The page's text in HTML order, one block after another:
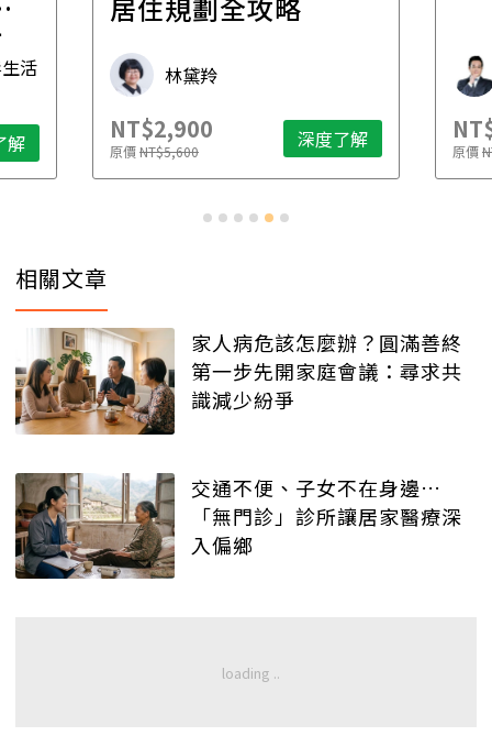
活
解
居住規劃全攻略
林黛羚
NT$2,900
原價NT$5,600 深度了解 原價
相關文章
家人病危該怎麼辦？圓滿善終
第一步先開家庭會議：尋求共
識減少紛爭
交通不便、子女不在身邊…
「無門診」診所讓居家醫療深
入偏鄉